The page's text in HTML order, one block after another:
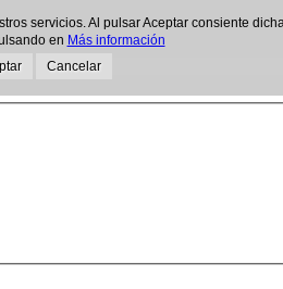
servicios. Al pulsar Aceptar consiente
en Más información
Cancelar